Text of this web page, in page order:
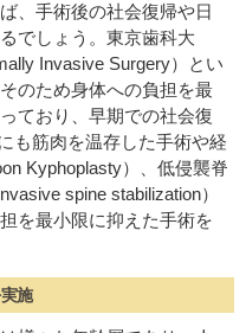
、手術後の社会復帰や日
でしょう。東京歯科大
Invasive Surgery）とい
のため身体への負担を最
ており、早期での社会復
も筋肉を温存した手術や経
Kyphoplasty）、低侵襲脊
spine stabilization）
を最小限に抑えた手術を
施